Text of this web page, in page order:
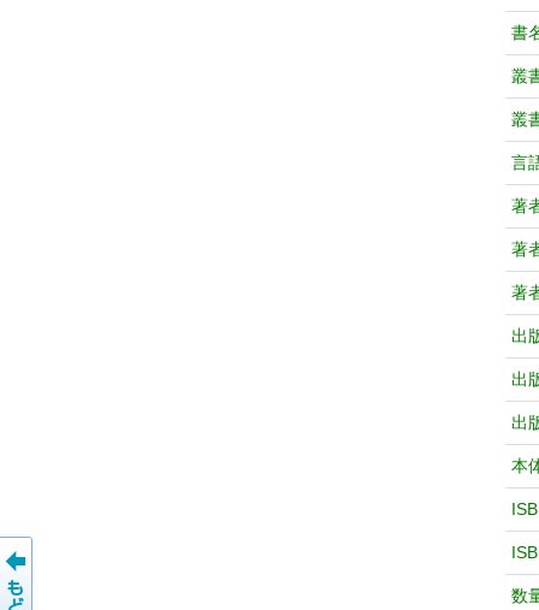
書
叢
叢
言
著
著
著
出
出
出
本
数